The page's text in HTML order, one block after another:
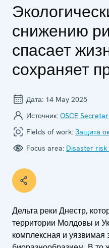
снижению
спасает
сохраняет
Дата: 14 May 2025
Источник: OSCE
Fields of work: Защита
Focus area: Disaster
Дельта реки Днестр,
территории Молдовы и
комплексная и